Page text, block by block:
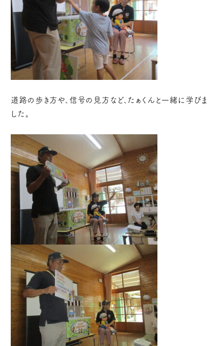
道路の歩き方や、信号の見方など、たぁくんと一緒に学びま
した。